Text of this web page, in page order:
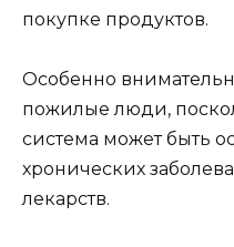
покупке продуктов.
Особенно
пожилые люди,
система может быть
хронических
лекарств.